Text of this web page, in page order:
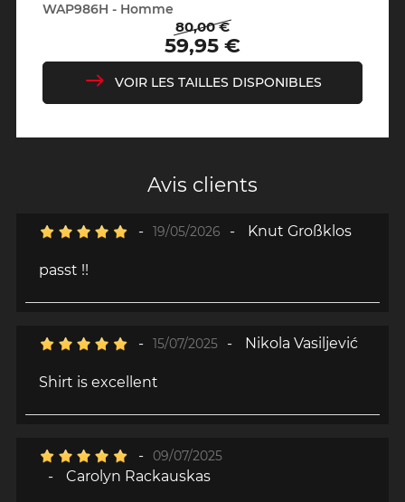
WAP986H - Homme
Prix
de
base
80,00 €
Prix
59,95 €
VOIR LES TAILLES DISPONIBLES
Avis clients
- 19/05/2026 - Knut Großklos
passt !!
- 15/07/2025 - Nikola Vasiljević
Shirt is excellent
- 09/07/2025
- Carolyn Rackauskas